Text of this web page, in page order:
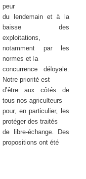
peur
du lendemain et à la
baisse des
exploitations,
notamment par les
normes et la
concurrence déloyale.
Notre priorité est
d’être aux côtés de
tous nos agriculteurs
pour, en particulier, les
protéger des traités
de libre-échange. Des
propositions ont été